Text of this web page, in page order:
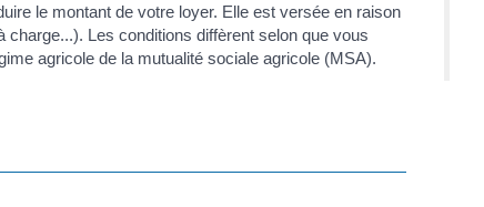
le montant de votre loyer. Elle est versée en raison
Les conditions diffèrent selon que vous
agricole de la mutualité sociale agricole (MSA).